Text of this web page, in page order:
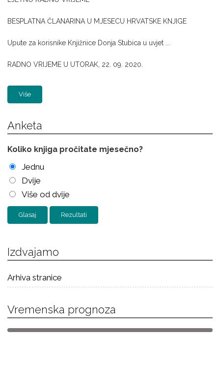
BESPLATNA ČLANARINA U MJESECU HRVATSKE KNJIGE
Upute za korisnike Knjižnice Donja Stubica u uvjet ...
RADNO VRIJEME U UTORAK, 22. 09. 2020.
Više
Anketa
Koliko knjiga pročitate mjesečno?
Jednu
Dvije
Više od dvije
Rezultati
Izdvajamo
Arhiva stranice
Vremenska prognoza